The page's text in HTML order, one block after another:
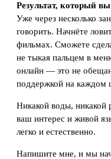
Результат, который
Уже через несколько
говорить. Начнёте
фильмах. Сможете
не тыкая пальцем в
онлайн — это не
поддержкой на каждом
Никакой воды, никакой
ваш интерес и живой
легко и естественно.
Напишите мне, и мы